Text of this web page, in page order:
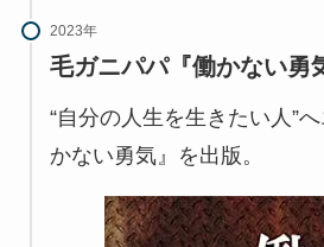
2023年
毛ガニパパ『働かない勇
“自分の人生を生きたい人”
かない勇気』を出版。